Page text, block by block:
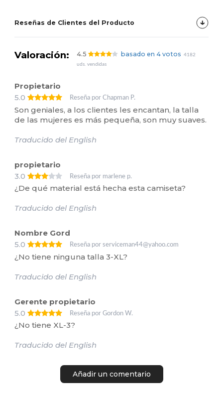
Reseñas de Clientes del Producto
Valoración: 4.5 basado en 4 votos
4182
uds. vendidas
Propietario
5.0
Reseña por Chapman P.
Son geniales, a los clientes les encantan, la talla
de las mujeres es más pequeña, son muy suaves.
Traducido del English
propietario
3.0
Reseña por marlene p.
¿De qué material está hecha esta camiseta?
Traducido del English
Nombre Gord
5.0
Reseña por serviceman44@yahoo.com
¿No tiene ninguna talla 3-XL?
Traducido del English
Gerente propietario
5.0
Reseña por Gordon W.
¿No tiene XL-3?
Traducido del English
Añadir un comentario